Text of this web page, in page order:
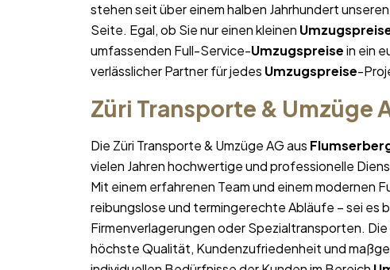
stehen seit über einem halben Jahrhundert
Seite. Egal, ob Sie nur einen kleinen
umfassenden Full-Service-Umzugspreisein ein
verlässlicher Partner für jedes Umzugspreise-
Züri Transporte & Umzüge
Die Züri Transporte & Umzüge AG aus
vielen Jahren hochwertige und professionelle
Mit einem erfahrenen Team und einem modernen
reibungslose und termingerechte Abläufe – sei es
Firmenverlagerungen oder Spezialtransporten.
höchste Qualität, Kundenzufriedenheit und